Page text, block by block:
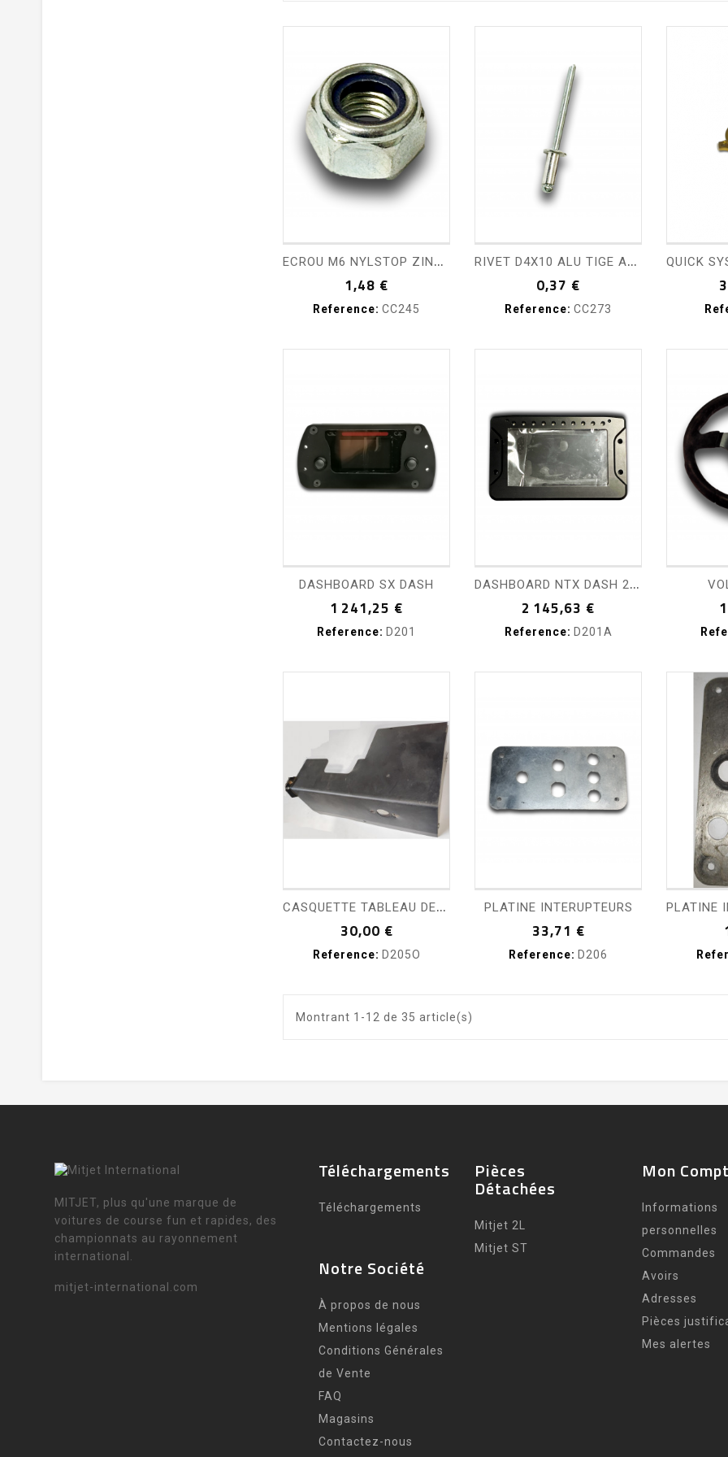
E
CROU M6 NYLSTOP ZINGUE
1,48 €
Reference: CC245
R
IVET D4X10 ALU TIGE ACIER AVEUGLE
0,37 €
Reference: CC273
DASHBOARD SX DASH
1 241,25 €
Reference: D201
D
ASHBOARD NTX DASH 2022
2 145,63 €
Reference: D201A
C
ASQUETTE TABLEAU DE BORD OCCASION
30,00 €Prix
Reference: D205O
PLATINE INTERUPTEURS
33,71 €Prix
Reference: D206
Montrant 1-12 de 35 article(s)
MITJET, plus qu'une marque de
voitures de course fun et rapides, des
championnats au rayonnement
international.
mitjet-international.com
Téléchargements
Téléchargements
Pièces
Détachées
Mitjet 2L
Mitjet ST
Notre Société
À propos de nous
Mentions légales
Conditions Générales
de Vente
FAQ
Magasins
Contactez-nous
Mon
Informations
personnelles
Commandes
Avoirs
Adresses
Pièces
Mes alertes